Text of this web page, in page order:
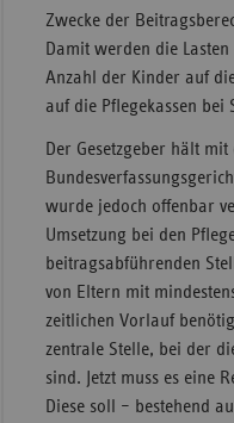
Zwecke der
Damit werden die
Anzahl der Kinder auf
auf die Pflegekassen
Der Gesetzgeber hält mit
wurde jedoch offenbar
Umsetzung bei den
beitragsabführenden
von Eltern mit
zeitlichen Vorlauf
zentrale Stelle, bei der
sind. Jetzt muss es eine
Diese soll – bestehend